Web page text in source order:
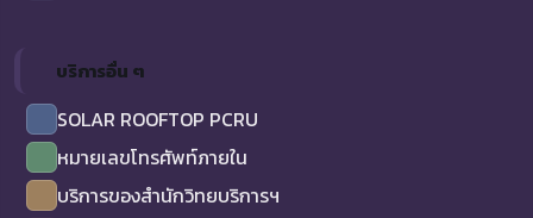
บริการอื่น ๆ
SOLAR ROOFTOP PCRU
หมายเลขโทรศัพท์ภายใน
บริการของสำนักวิทยบริการฯ